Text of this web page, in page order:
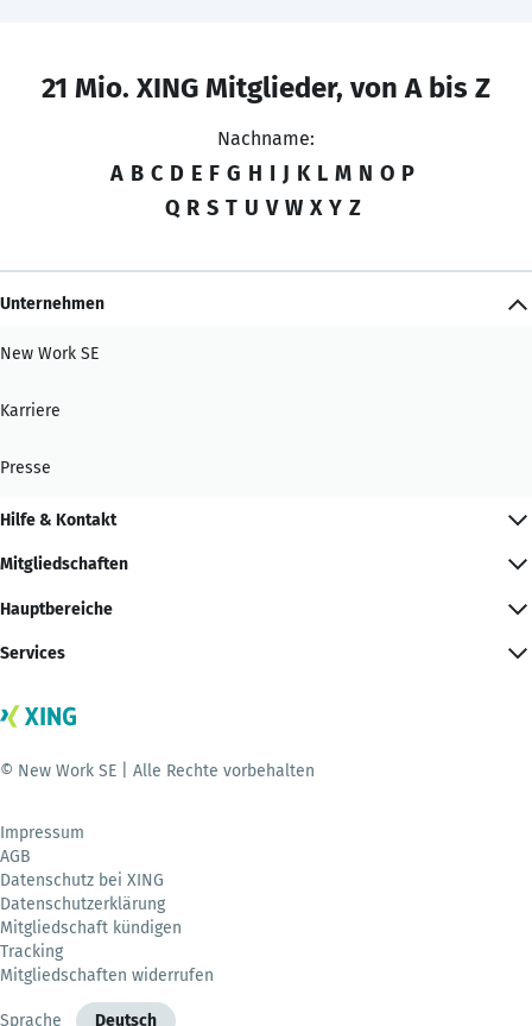
21 Mio. XING Mitglieder, von A bis Z
Nachname:
A B C D E F G H I J K L M N O P
Q R S T U V W X Y Z
Unternehmen
New Work SE
Karriere
Presse
Hilfe & Kontakt
Mitgliedschaften
Hauptbereiche
Services
© New Work SE | Alle Rechte vorbehalten
Impressum
AGB
Datenschutz bei XING
Datenschutzerklärung
Mitgliedschaft kündigen
Tracking
Mitgliedschaften widerrufen
Sprache Deutsch